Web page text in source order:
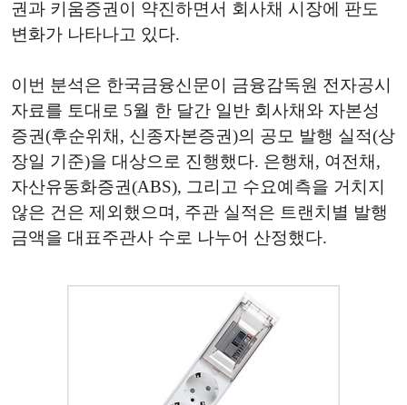
권과 키움증권이 약진하면서 회사채 시장에 판도
변화가 나타나고 있다.
이번 분석은 한국금융신문이 금융감독원 전자공시
자료를 토대로 5월 한 달간 일반 회사채와 자본성
증권(후순위채, 신종자본증권)의 공모 발행 실적(상
장일 기준)을 대상으로 진행했다. 은행채, 여전채,
자산유동화증권(ABS), 그리고 수요예측을 거치지
않은 건은 제외했으며, 주관 실적은 트랜치별 발행
금액을 대표주관사 수로 나누어 산정했다.